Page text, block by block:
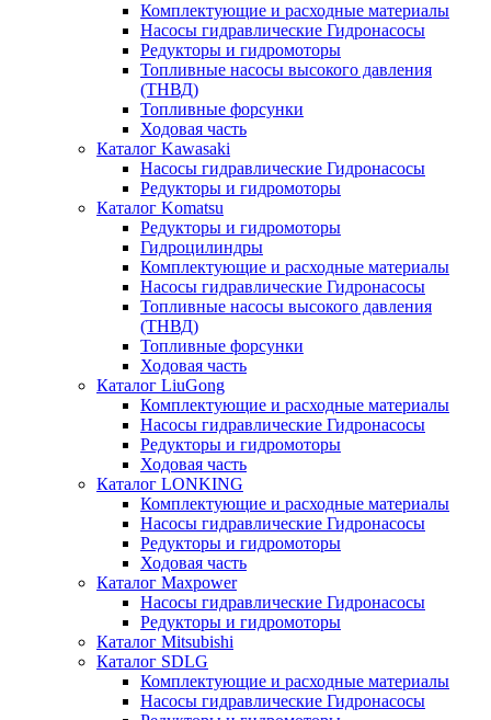
Комплектующие и расходные материалы
Насосы гидравлические Гидронасосы
Редукторы и гидромоторы
Топливные насосы высокого давления
(ТНВД)
Топливные форсунки
Ходовая часть
Каталог Kawasaki
Насосы гидравлические Гидронасосы
Редукторы и гидромоторы
Каталог Komatsu
Редукторы и гидромоторы
Гидроцилиндры
Комплектующие и расходные материалы
Насосы гидравлические Гидронасосы
Топливные насосы высокого давления
(ТНВД)
Топливные форсунки
Ходовая часть
Каталог LiuGong
Комплектующие и расходные материалы
Насосы гидравлические Гидронасосы
Редукторы и гидромоторы
Ходовая часть
Каталог LONKING
Комплектующие и расходные материалы
Насосы гидравлические Гидронасосы
Редукторы и гидромоторы
Ходовая часть
Каталог Maxpower
Насосы гидравлические Гидронасосы
Редукторы и гидромоторы
Каталог Mitsubishi
Каталог SDLG
Комплектующие и расходные материалы
Насосы гидравлические Гидронасосы